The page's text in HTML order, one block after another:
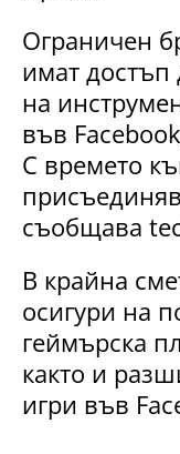
Ограничен
имат достъп
на
във
С времето
съобщава
В крайна
осигури на
геймърска
както и
игри във